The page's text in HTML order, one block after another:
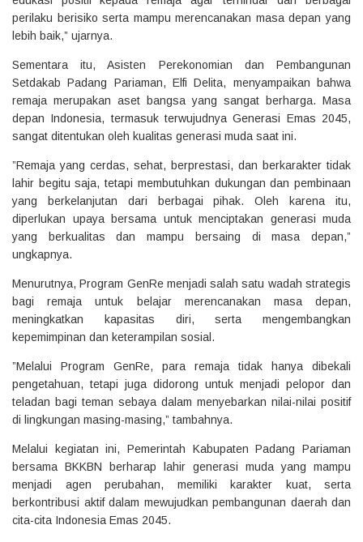
perilaku berisiko serta mampu merencanakan masa depan yang
lebih baik,” ujarnya.
‎Sementara itu, Asisten Perekonomian dan Pembangunan
Setdakab Padang Pariaman, Elfi Delita, menyampaikan bahwa
remaja merupakan aset bangsa yang sangat berharga. Masa
depan Indonesia, termasuk terwujudnya Generasi Emas 2045,
sangat ditentukan oleh kualitas generasi muda saat ini.
‎”Remaja yang cerdas, sehat, berprestasi, dan berkarakter tidak
lahir begitu saja, tetapi membutuhkan dukungan dan pembinaan
yang berkelanjutan dari berbagai pihak. Oleh karena itu,
diperlukan upaya bersama untuk menciptakan generasi muda
yang berkualitas dan mampu bersaing di masa depan,”
ungkapnya.
‎Menurutnya, Program GenRe menjadi salah satu wadah strategis
bagi remaja untuk belajar merencanakan masa depan,
meningkatkan kapasitas diri, serta mengembangkan
kepemimpinan dan keterampilan sosial.
‎”Melalui Program GenRe, para remaja tidak hanya dibekali
pengetahuan, tetapi juga didorong untuk menjadi pelopor dan
teladan bagi teman sebaya dalam menyebarkan nilai-nilai positif
di lingkungan masing-masing,” tambahnya.
‎Melalui kegiatan ini, Pemerintah Kabupaten Padang Pariaman
bersama BKKBN berharap lahir generasi muda yang mampu
menjadi agen perubahan, memiliki karakter kuat, serta
berkontribusi aktif dalam mewujudkan pembangunan daerah dan
cita-cita Indonesia Emas 2045.